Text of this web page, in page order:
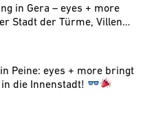
in Gera – eyes + more
Stadt der Türme, Villen
Peine: eyes + more bringt
die Innenstadt!